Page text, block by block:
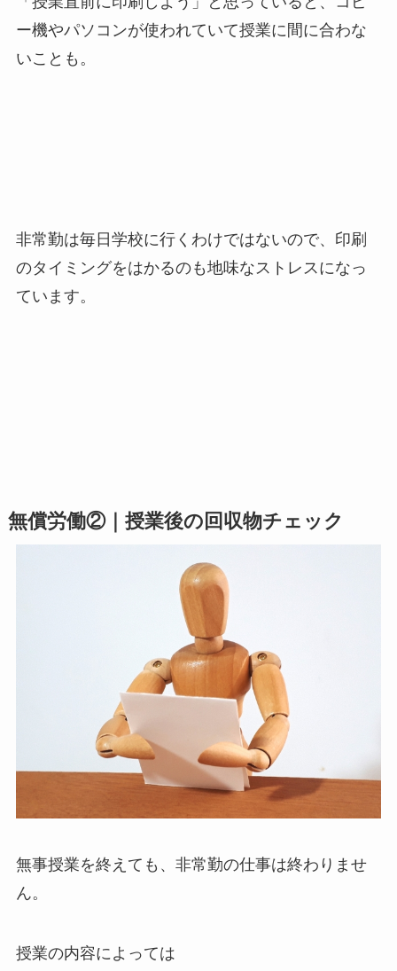
ー機やパソコンが使われていて授業に間に合わな
いことも。
非常勤は毎日学校に行くわけではないので、印刷
のタイミングをはかるのも地味なストレスになっ
ています。
無償労働②｜授業後の回収物チェック
無事授業を終えても、非常勤の仕事は終わりませ
ん。
授業の内容によっては